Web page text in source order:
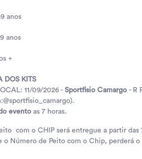
anos
anos
+
DOS KITS
11/09/2026 - Sportfisio Camargo - R
evento as 7 horas.
com o CHIP será entregue a partir
o Número de Peito com o Chip, perderá